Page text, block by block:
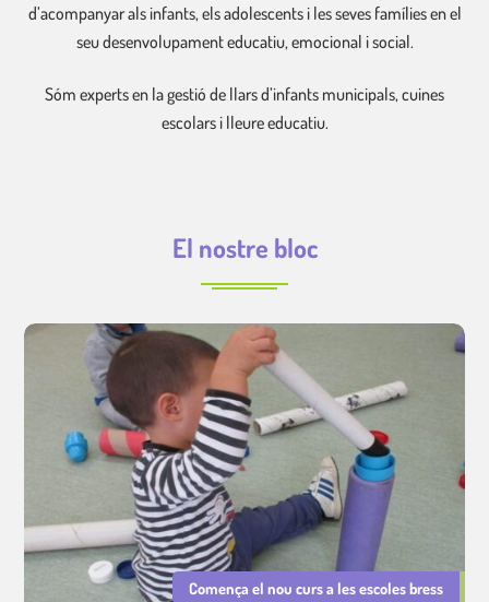
d’acompanyar als infants, els adolescents i les seves famílies en el
seu desenvolupament educatiu, emocional i social.
Sóm experts en la gestió de llars d’infants municipals, cuines
escolars i lleure educatiu.
El nostre bloc
Comença el nou curs a les escoles bress